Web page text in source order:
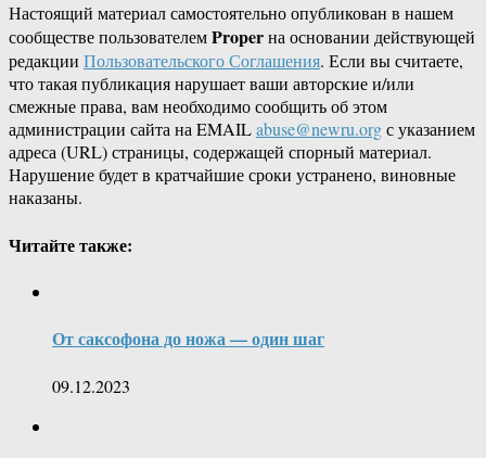
Настоящий материал самостоятельно опубликован в нашем
сообществе пользователемProperна основании действующей
редакции Пользовательского Соглашения. Если вы считаете,
что такая публикация нарушает ваши авторские и/или
смежные права, вам необходимо сообщить об этом
администрации сайта на EMAILabuse@newru.orgс указанием
адреса (URL) страницы, содержащей спорный материал.
Нарушение будет в кратчайшие сроки устранено, виновные
наказаны.
Читайте также:
От саксофона до ножа — один шаг
09.12.2023